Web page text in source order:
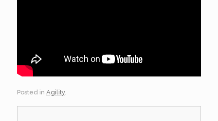
Posted in Agility.